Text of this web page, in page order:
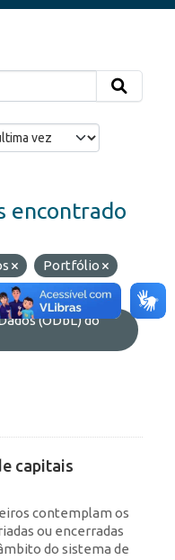
encontrado
Portfólio
Licenças:
(ODbL) do
capitais
contemplam os
ou encerradas
do sistema de